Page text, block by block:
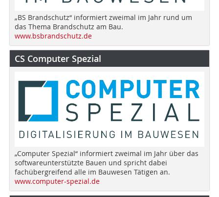
„BS Brandschutz“ informiert zweimal im Jahr rund um
das Thema Brandschutz am Bau.
www.bsbrandschutz.de
CS Computer Spezial
„Computer Spezial“ informiert zweimal im Jahr über das
softwareunterstützte Bauen und spricht dabei
fachübergreifend alle im Bauwesen Tätigen an.
www.computer-spezial.de